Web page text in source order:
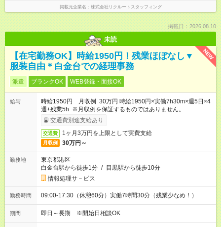
掲載元企業名 株式会社リクルートスタッフィング
掲載日：2026.08.10
未読
NEW
【在宅勤務OK】時給1950円！残業ほぼなし▼
服装自由＊白金台での経理事務
派遣 ブランクOK WEB登録・面接OK
給与
時給1950円 月収例 30万円 時給1950円×実働7h30m×週5日×4
週+残業5h ※月収例を保証するものではありません。
交通費別途支給あり
交通費 1ヶ月3万円を上限として実費支給
月収例 30万円～
勤務地
東京都港区
白金台駅から徒歩1分 / 目黒駅から徒歩10分
情報処理サ－ビス
勤務時間 09:00-17:30（休憩60分）実働7時間30分（残業少なめ！）
期間 即日～長期 ※開始日相談OK